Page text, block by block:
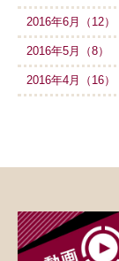
2016年6月（12）
2016年5月（8）
2016年4月（16）